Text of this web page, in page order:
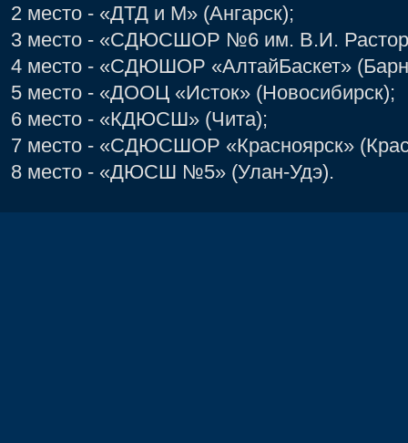
2 место - «ДТД и М» (Ангарск);
3 место - «СДЮСШОР №6 им. В.И.
4 место - «СДЮШОР «АлтайБаскет»
5 место - «ДООЦ «Исток» (Новосибирск);
6 место - «КДЮСШ» (Чита);
7 место - «СДЮСШОР «Красноярск»
8 место - «ДЮСШ №5» (Улан-Удэ).